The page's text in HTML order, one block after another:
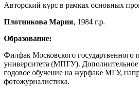
Авторский курс в рамках основных
Плотникова Мария, 1984 г.р.
Образование:
Филфак Московского государтвенного
университета (МПГУ). Дополнительное
годовое обучение на журфаке МГУ,
фотожурналистика.